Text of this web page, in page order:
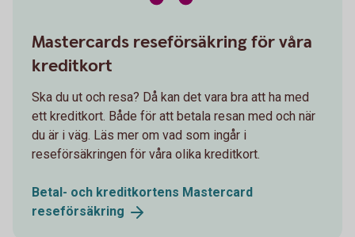
Mastercards reseförsäkring för våra
kreditkort
Ska du ut och resa? Då kan det vara bra att ha med
ett kreditkort. Både för att betala resan med och när
du är i väg. Läs mer om vad som ingår i
reseförsäkringen för våra olika kreditkort.
Betal- och kreditkortens Mastercard
reseförsäkring